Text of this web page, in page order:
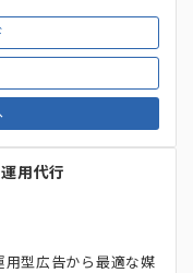
用代行
用型広告から最適な媒